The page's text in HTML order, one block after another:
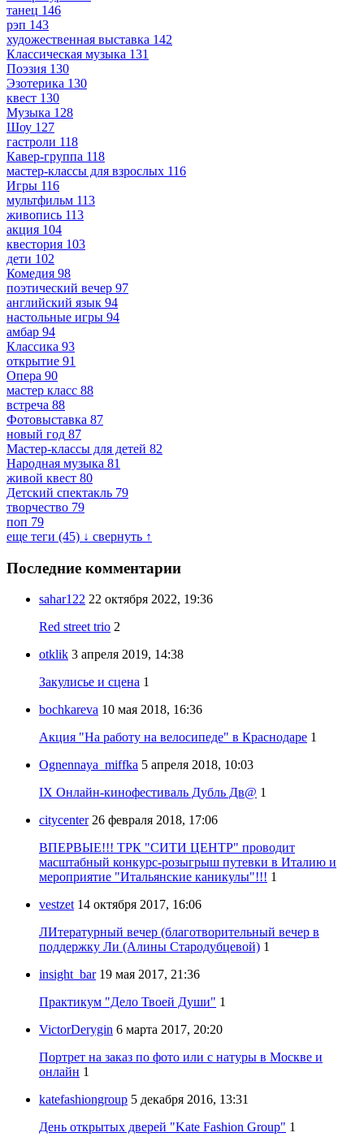
танец 146
рэп 143
художественная выставка 142
Классическая музыка 131
Поэзия 130
Эзотерика 130
квест 130
Музыка 128
Шоу 127
гастроли 118
Кавер-группа 118
мастер-классы для взрослых 116
Игры 116
мультфильм 113
живопись 113
акция 104
квестория 103
дети 102
Комедия 98
поэтический вечер 97
английский язык 94
настольные игры 94
амбар 94
Классика 93
открытие 91
Опера 90
мастер класс 88
встреча 88
Фотовыставка 87
новый год 87
Мастер-классы для детей 82
Народная музыка 81
живой квест 80
Детский спектакль 79
творчество 79
поп 79
еще теги (45) ↓ свернуть ↑
Последние комментарии
sahar122 22 октября 2022, 19:36
Red street trio 2
otklik 3 апреля 2019, 14:38
Закулисье и сцена 1
bochkareva 10 мая 2018, 16:36
Акция "На работу на велосипеде" в Краснодаре 1
Ognennaya_miffka 5 апреля 2018, 10:03
IX Онлайн-кинофестиваль Дубль Дв@ 1
citycenter 26 февраля 2018, 17:06
ВПЕРВЫЕ!!! ТРК "СИТИ ЦЕНТР" проводит
масштабный конкурс-розыгрыш путевки в Италию и
мероприятие "Итальянские каникулы"!!! 1
vestzet 14 октября 2017, 16:06
ЛИтературный вечер (благотворительный вечер в
поддержку Ли (Алины Стародубцевой) 1
insight_bar 19 мая 2017, 21:36
Практикум "Дело Твоей Души" 1
VictorDerygin 6 марта 2017, 20:20
Портрет на заказ по фото или с натуры в Москве и
онлайн 1
katefashiongroup 5 декабря 2016, 13:31
День открытых дверей "Kate Fashion Group" 1